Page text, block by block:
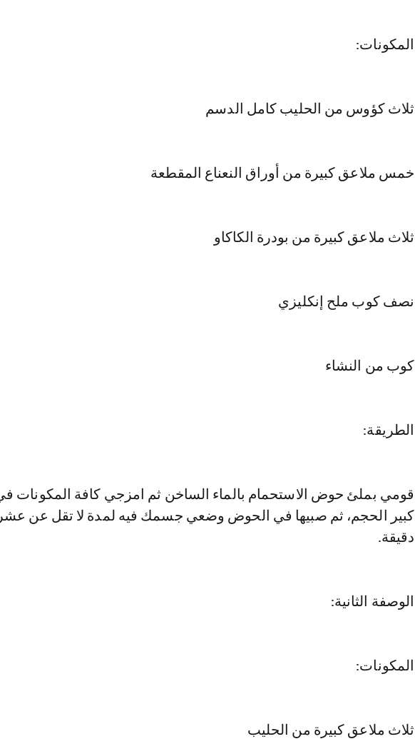
المكونات:
ثلاث كؤوس من الحليب كامل الدسم
خمس ملاعق كبيرة من أوراق النعناع المقطعة
ثلاث ملاعق كبيرة من بودرة الكاكاو
نصف كوب ملح إنكليزي
كوب من النشاء
الطريقة:
قومي بملئ حوض الاستحمام بالماء الساخن ثم امزجي كافة المكونات في
كبير الحجم، ثم صبيها في الحوض وضعي جسمك فيه لمدة لا تقل عن
دقيقة.
الوصفة الثانية:
المكونات:
ثلاث ملاعق كبيرة من الحليب